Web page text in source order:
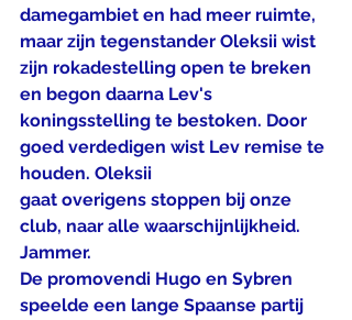
damegambiet en had meer ruimte,
maar zijn tegenstander Oleksii wist
zijn rokadestelling open te breken
en begon daarna Lev's
koningsstelling te bestoken. Door
goed verdedigen wist Lev remise te
houden. Oleksii
gaat overigens stoppen bij onze
club, naar alle waarschijnlijkheid.
Jammer.
De promovendi Hugo en Sybren
speelde een lange Spaanse partij